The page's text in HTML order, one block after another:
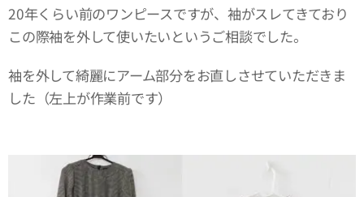
20年くらい前のワンピースですが、袖がスレてきており
この際袖を外して使いたいというご相談でした。
袖を外して綺麗にアーム部分をお直しさせていただきま
した（左上が作業前です）